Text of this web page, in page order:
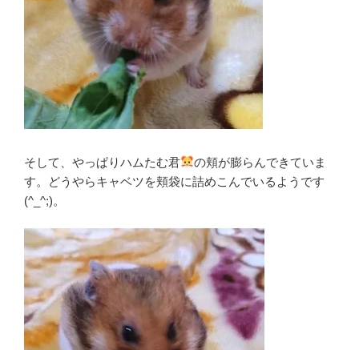
そして、やっぱりハムたむ君
の頬が膨らんできていま
す。どうやらキャベツを頬袋に詰めこんでいるようです
(^_^;)。